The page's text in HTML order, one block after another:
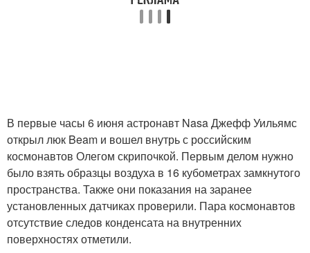
В первые часы 6 июня астронавт Nasa Джефф Уильямс
открыл люк Beam и вошел внутрь с российским
космонавтов Олегом скрипочкой. Первым делом нужно
было взять образцы воздуха в 16 кубометрах замкнутого
пространства. Также они показания на заранее
установленных датчиках проверили. Пара космонавтов
отсутствие следов конденсата на внутренних
поверхностях отметили.